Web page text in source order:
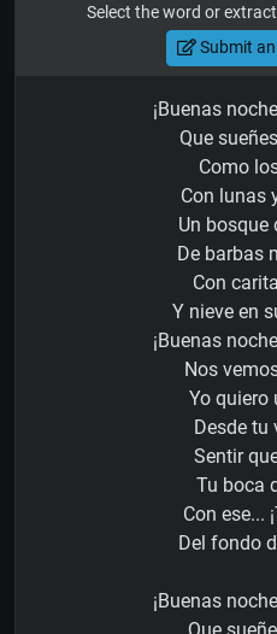
Select the word or
Submit
¡Buenas
Que
Como
Con lunas
Un bosque
De barbas
Con
Y nieve en
¡Buenas
Nos
Yo quiero
Desde tu
Sentir
Tu boca
Con ese...
Del fondo
¡Buenas